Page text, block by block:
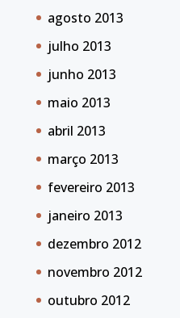
agosto 2013
julho 2013
junho 2013
maio 2013
abril 2013
março 2013
fevereiro 2013
janeiro 2013
dezembro 2012
novembro 2012
outubro 2012